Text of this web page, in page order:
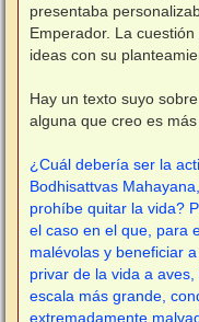
presentaba
Emperador. La
ideas con su
Hay un texto suyo
alguna que creo es
¿Cuál debería ser la
Bodhisattvas
prohíbe quitar la vida?
el caso en el que, para
malévolas y beneficiar
privar de la vida a
escala más grande,
extremadamente